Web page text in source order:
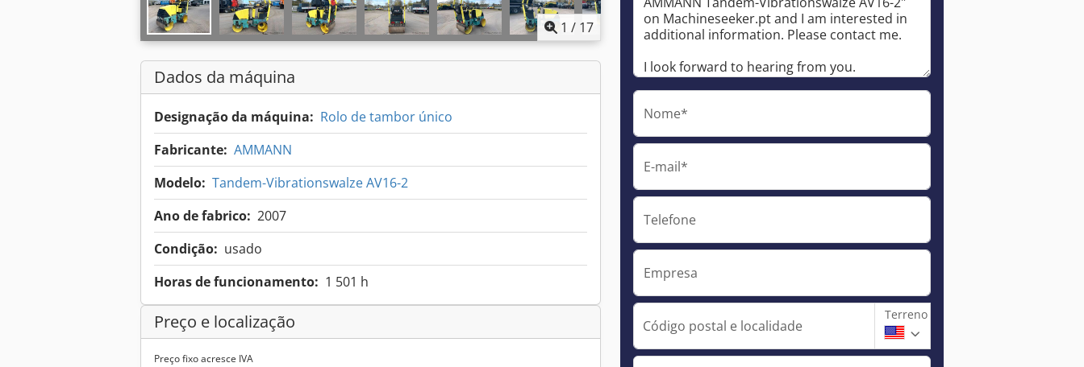
1 / 17
Dados da máquina
Designação da máquina: Rolo de tambor único
Fabricante: AMMANN
Modelo: Tandem-Vibrationswalze AV16-2
Ano de fabrico: 2007
Condição: usado
Horas de funcionamento: 1 501 h
Preço e localização
Preço fixo acresce IVA
Nome*
E-mail*
Telefone
Empresa
Código postal e localidade
Terreno